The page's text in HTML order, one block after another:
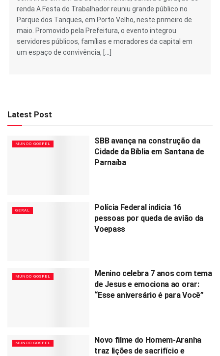
renda A Festa do Trabalhador reuniu grande público no
Parque dos Tanques, em Porto Velho, neste primeiro de
maio. Promovido pela Prefeitura, o evento integrou
servidores públicos, famílias e moradores da capital em
um espaço de convivência, […]
Latest Post
MUNDO GOSPEL
SBB avança na construção da
Cidade da Bíblia em Santana de
Parnaíba
GERAL
Polícia Federal indicia 16
pessoas por queda de avião da
Voepass
MUNDO GOSPEL
Menino celebra 7 anos com tema
de Jesus e emociona ao orar:
“Esse aniversário é para Você”
MUNDO GOSPEL
Novo filme do Homem-Aranha
traz lições de sacrifício e